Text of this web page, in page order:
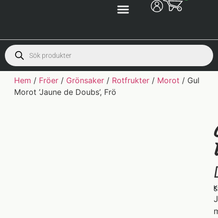
Hem / Fröer / Grönsaker / Rotfrukter / Morot / Gul
Morot ’Jaune de Doubs’, Frö